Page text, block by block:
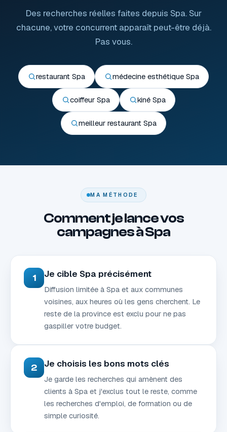
Des recherches réelles faites depuis Spa. Sur
chacune, votre concurrent apparaît peut-être déjà.
Pas vous.
restaurant Spa médecine esthétique Spa
coiffeur Spa kiné Spa
meilleur restaurant Spa
MA MÉTHODE
Comment je lance vos
campagnes à Spa
1 Je cible Spa précisément
Diffusion limitée à Spa et aux communes
voisines, aux heures où les gens cherchent. Le
reste de la province est exclu pour ne pas
gaspiller votre budget.
2 Je choisis les bons mots clés
Je garde les recherches qui amènent des
clients à Spa et j'exclus tout le reste, comme
les recherches d'emploi, de formation ou de
simple curiosité.